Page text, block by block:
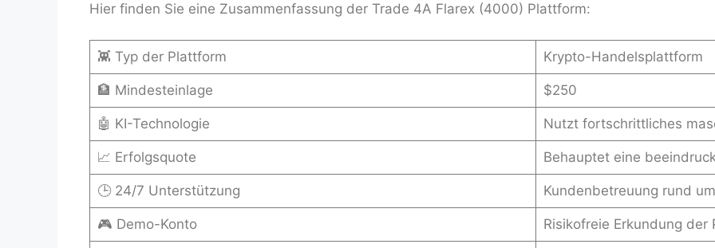
Hier finden Sie eine Zusammenfassung der Trade 4A Flarex (4000) Plattform:
👾 Typ der Plattform Krypto-Handelsplattform
🏦 Mindesteinlage $250
🤖 KI-Technologie Nutzt fortschrittliches
📈 Erfolgsquote Behauptet eine
🕒 24/7 Unterstützung Kundenbetreuung rund
🎮 Demo-Konto Risikofreie Erkundung der